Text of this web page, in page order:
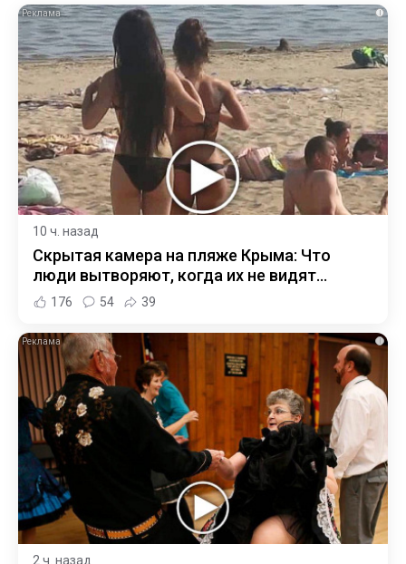
i
10 ч. назад
Скрытая камера на пляже Крыма: Что
люди вытворяют, когда их не видят...
176 54 39
i
2 ч. назад